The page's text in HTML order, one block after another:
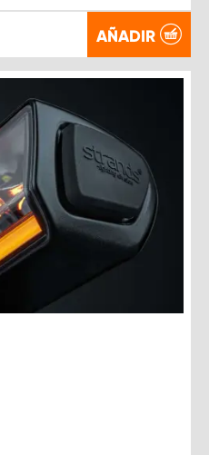
AÑADIR